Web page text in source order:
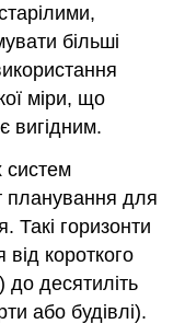
більші
міри, що
вигідним.
систем
планування для
Такі горизонти
короткого
до десятиліть
або будівлі).